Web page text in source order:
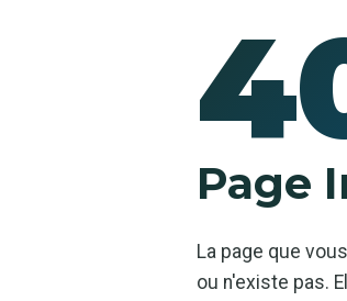
Page
La page que
ou n'existe pas.